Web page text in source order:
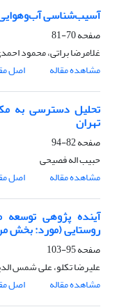
آسیب‌شناسی آب‌وهوایی
صفحه70-81
غلامرضا براتی، محمود
مشاهده مقاله
اصل
تهران
صفحه82-94
حبیب اله فصیحی
مشاهده مقاله
اصل
آینده پژوهی
روستایی (مورد: بخش
صفحه95-103
علیرضا تکلو، علی شمس
مشاهده مقاله
اصل